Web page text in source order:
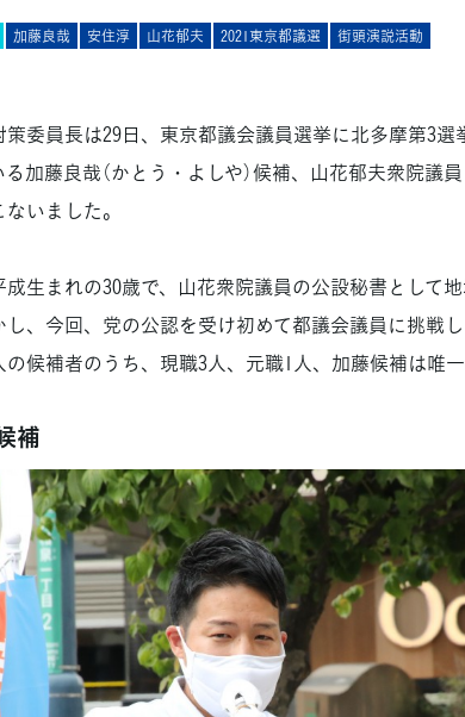
加藤良哉 安住淳 山花郁夫 2021東京都議選 街頭演説活動
委員長は29日、東京都議会議員選挙に北多摩第3選
加藤良哉（かとう・よしや）候補、山花郁夫衆院議
いました。
生まれの30歳で、山花衆院議員の公設秘書として
し、今回、党の公認を受け初めて都議会議員に挑戦
候補者のうち、現職3人、元職1人、加藤候補は唯一
補